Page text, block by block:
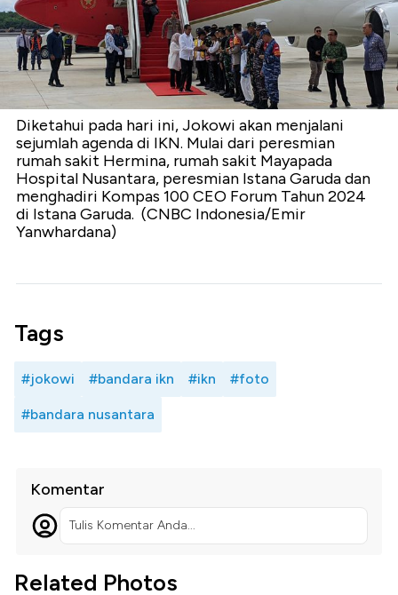
Diketahui pada hari ini, Jokowi akan menjalani
sejumlah agenda di IKN. Mulai dari peresmian
rumah sakit Hermina, rumah sakit Mayapada
Hospital Nusantara, peresmian Istana Garuda dan
menghadiri Kompas 100 CEO Forum Tahun 2024
di Istana Garuda. (CNBC Indonesia/Emir
Yanwhardana)
Tags
#jokowi #bandara ikn #ikn #foto
#bandara nusantara
Komentar
Tulis Komentar Anda...
Related Photos